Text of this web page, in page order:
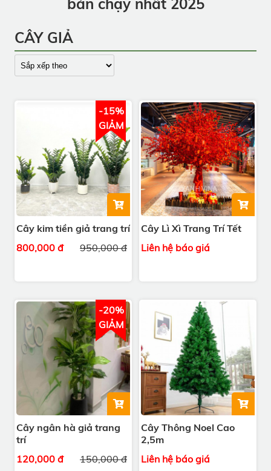
bán chạy nhất 2025
CÂY GIẢ
Cây kim tiền giả trang trí
950,000 đ
800,000 đ
-15%
GIẢM
Cây Lì Xì Trang Trí Tết
Liên hệ báo giá
Cây ngân hà giả trang
trí
150,000 đ
120,000 đ
-20%
GIẢM
Cây Thông Noel Cao
2,5m
Liên hệ báo giá